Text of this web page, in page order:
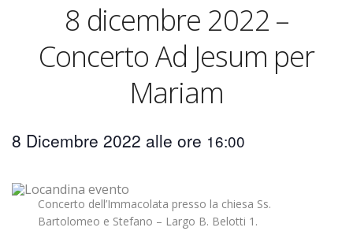
8 dicembre 2022 –
Concerto Ad Jesum per
Mariam
8 Dicembre 2022 16:00
Concerto dell’Immacolata presso la chiesa Ss.
Bartolomeo e Stefano – Largo B. Belotti 1.